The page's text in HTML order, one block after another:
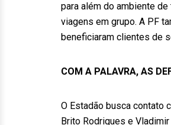
para além do ambiente
viagens em grupo. A PF
beneficiaram clientes de
COM A PALAVRA, AS
O Estadão busca contato
Brito Rodrigues e